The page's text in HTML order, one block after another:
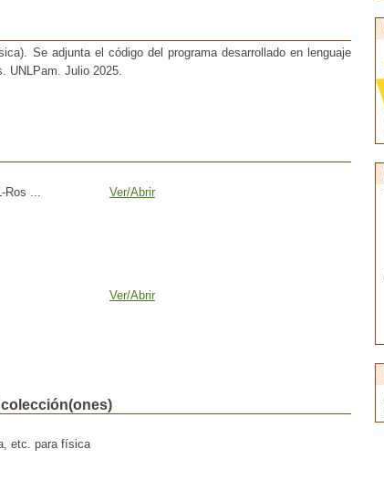
Se adjunta el código del programa desarrollado en lenguaje
UNLPam. Julio 2025.
Ros ...
Ver/Abrir
Ver/Abrir
etc. para física